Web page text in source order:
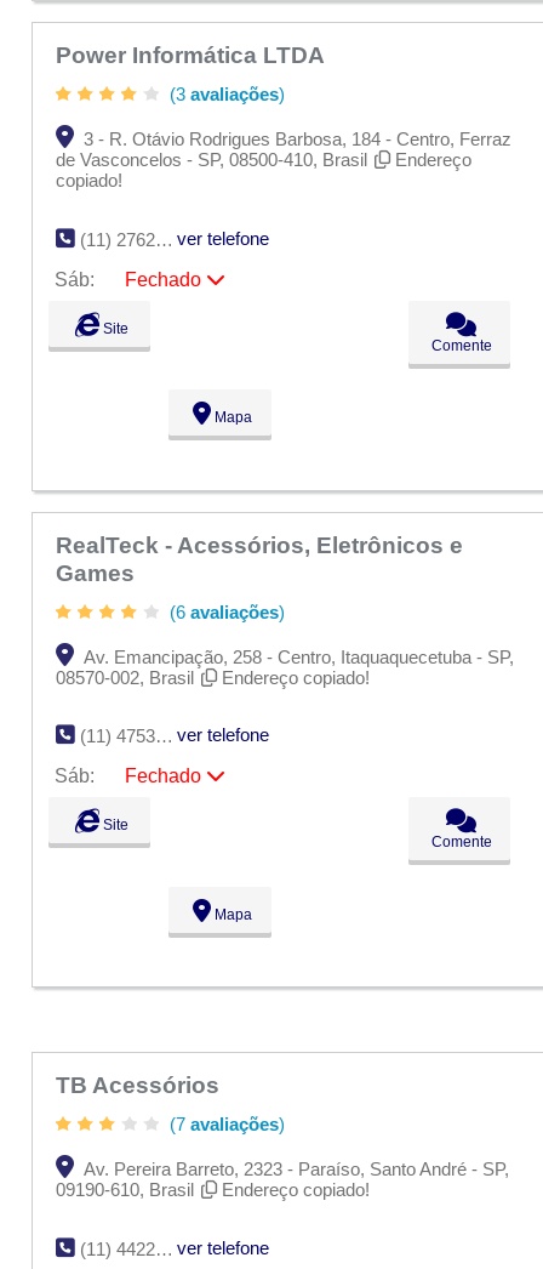
Power Informática LTDA
(3 avaliações)
3 - R. Otávio Rodrigues Barbosa, 184 - Centro, Ferraz
de Vasconcelos - SP, 08500-410, Brasil
Endereço
copiado!
(11) 2762-2448
ver telefone
Sáb:
Fechado
Seg:
Ter:
Qua:
09:00 - 18:00
09:00 - 18:00
Fechado
Fechado
Site
Comente
Mapa
RealTeck - Acessórios, Eletrônicos e
Games
(6 avaliações)
Av. Emancipação, 258 - Centro, Itaquaquecetuba - SP,
08570-002, Brasil
Endereço copiado!
(11) 4753-3196
ver telefone
Sáb:
Fechado
Seg:
Ter:
Qua:
09:00 - 18:00
09:00 - 18:00
Fechado
Fechado
Site
Comente
Mapa
TB Acessórios
(7 avaliações)
Av. Pereira Barreto, 2323 - Paraíso, Santo André - SP,
09190-610, Brasil
Endereço copiado!
(11) 4422-9900
ver telefone